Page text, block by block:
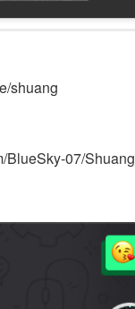
shuang
BlueSky-07/Shuang